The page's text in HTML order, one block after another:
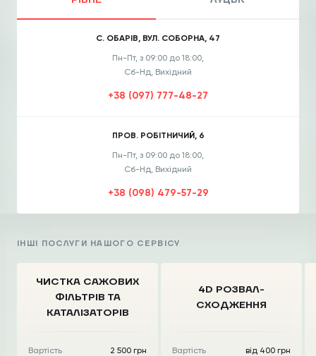
С. ОБАРІВ, ВУЛ. СОБОРНА, 47
Пн-Пт, з 09:00 до 18:00,
Сб-Нд, Вихідний
+38 (097) 777-48-27
ПРОВ. РОБІТНИЧИЙ, 6
Пн-Пт, з 09:00 до 18:00,
Сб-Нд, Вихідний
+38 (098) 479-57-29
ІНШІ ПОСЛУГИ НАШОГО СЕРВІСУ
ЧИСТКА CАЖОВИХ
ФІЛЬТРІВ ТА
КАТАЛІЗАТОРІВ
Вартість
2 500 грн
4D РОЗВАЛ-
СХОДЖЕННЯ
Вартість
від 400 грн